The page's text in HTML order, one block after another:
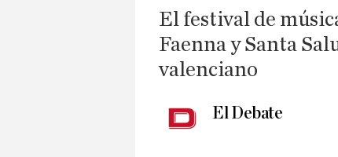
El festival de
Faenna y Santa
valenciano
El Debate